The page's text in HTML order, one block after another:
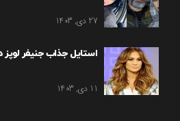
27 دی, 1403
استایل جذاب جنیفر
11 دی, 1403